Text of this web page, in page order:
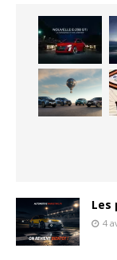
Les
4